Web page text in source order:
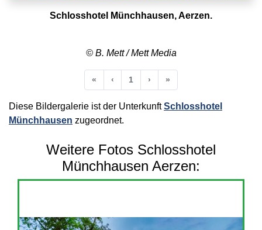
Schlosshotel Münchhausen, Aerzen.
© B. Mett / Mett Media
« Anfang
‹ Vorherige
1 › Nächste
»
Diese Bildergalerie ist der UnterkunftSchlosshotel
Münchhausen zugeordnet.
Weitere Fotos Schlosshotel
Münchhausen Aerzen: